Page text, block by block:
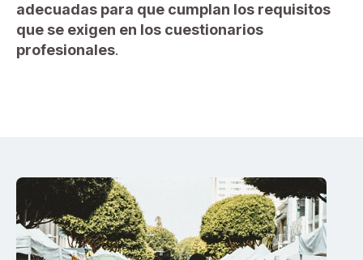
adecuadas para que cumplan los requisitos
que se exigen en los cuestionarios
profesionales.